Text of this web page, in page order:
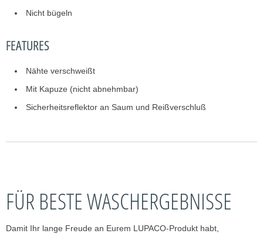
Nicht bügeln
FEATURES
Nähte verschweißt
Mit Kapuze (nicht abnehmbar)
Sicherheitsreflektor an Saum und Reißverschluß
FÜR BESTE WASCHERGEBNISSE
Damit Ihr lange Freude an Eurem LUPACO-Produkt habt,